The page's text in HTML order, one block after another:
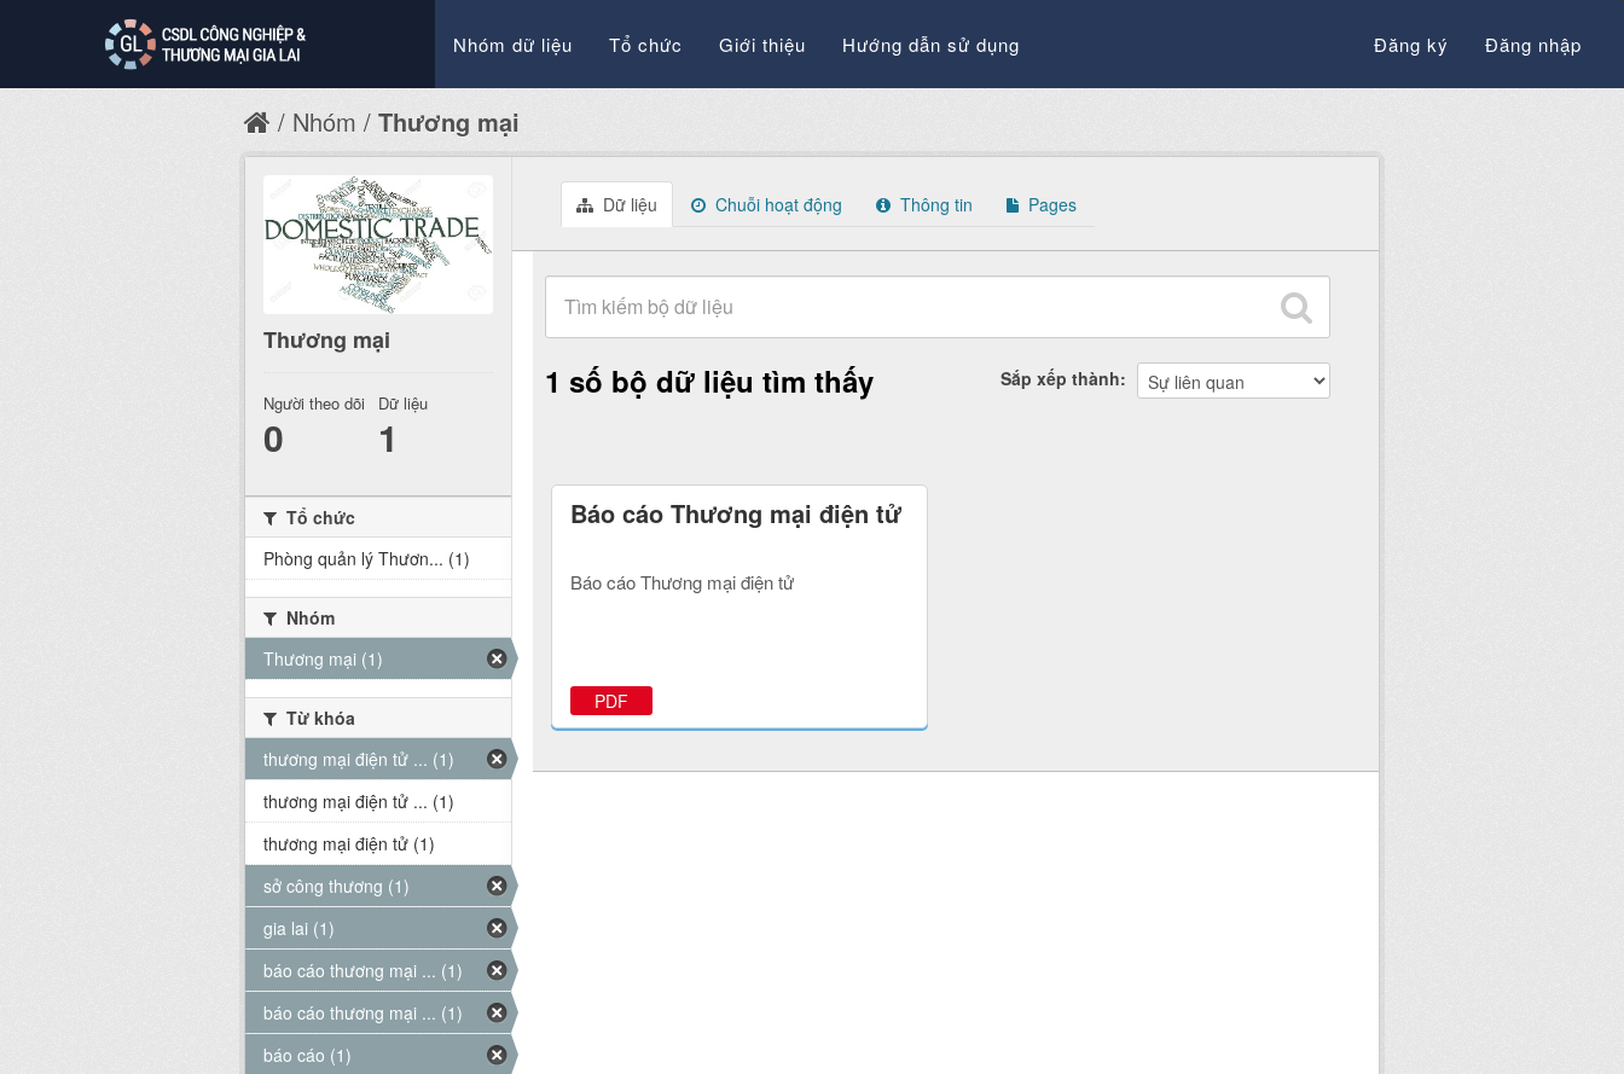
Nhóm dữ liệu Tổ chức Giới thiệu Hướng dẫn sử dụng Đăng ký Đăng nhập
Nhóm Thương mại
Dữ liệu Chuỗi hoạt động Thông tin Pages
Sắp xếp thành
1 số bộ dữ liệu tìm thấy
Báo cáo Thương mại điện tử
Báo cáo Thương mại điện tử
PDF
Thương mại
Người theo dõi
0
Dữ liệu
1
Tổ chức
Phòng quản lý Thươn... (1)
Nhóm
Thương mại (1)
Từ khóa
thương mại điện tử ... (1)
thương mại điện tử ... (1)
thương mại điện tử (1)
sở công thương (1)
gia lai (1)
báo cáo thương mại ... (1)
báo cáo thương mại ... (1)
báo cáo (1)